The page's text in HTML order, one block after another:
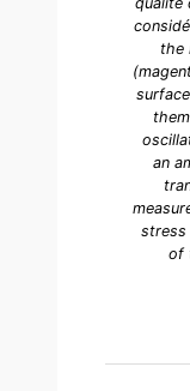
the
an
of